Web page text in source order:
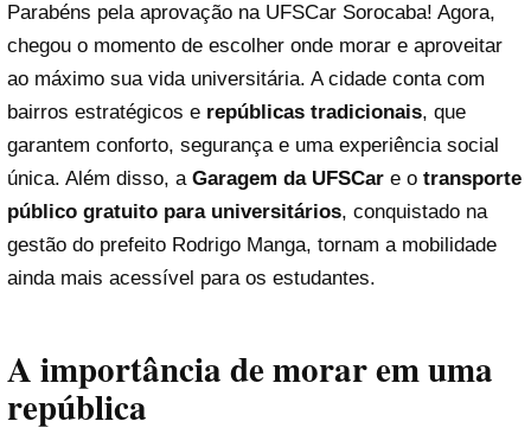
Parabéns pela aprovação na UFSCar Sorocaba! Agora,
chegou o momento de escolher onde morar e aproveitar
ao máximo sua vida universitária. A cidade conta com
bairros estratégicos e repúblicas tradicionais, que
garantem conforto, segurança e uma experiência social
única. Além disso, a Garagem da UFSCar e o transporte
público gratuito para universitários, conquistado na
gestão do prefeito Rodrigo Manga, tornam a mobilidade
ainda mais acessível para os estudantes.
A importância de morar em uma
república